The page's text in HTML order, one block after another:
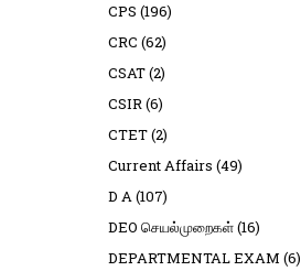
CPS (196)
CRC (62)
CSAT(2)
CSIR(6)
CTET(2)
Current Affairs (49)
D A(107)
DEO செயல்முறைகள்(16)
DEPARTMENTAL EXAM (6)